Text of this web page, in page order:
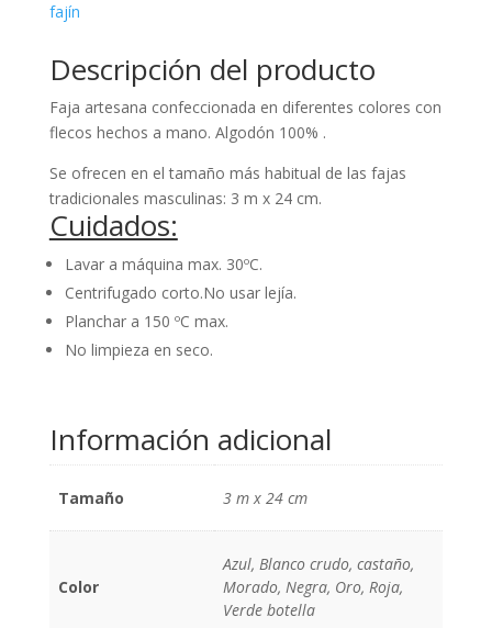
fajín
Descripción del producto
Faja artesana confeccionada en diferentes colores con
flecos hechos a mano. Algodón 100% .
Se ofrecen en el tamaño más habitual de las fajas
tradicionales masculinas: 3 m x 24 cm.
Cuidados:
Lavar a máquina max. 30ºC.
Centrifugado corto.No usar lejía.
Planchar a 150 ºC max.
No limpieza en seco.
Información adicional
Tamaño 3 m x 24 cm
Color
Azul, Blanco crudo, castaño,
Morado, Negra, Oro, Roja,
Verde botella